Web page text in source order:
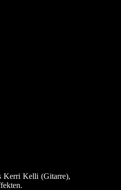
Kerri Kelli (Gitarre),